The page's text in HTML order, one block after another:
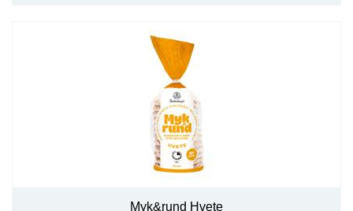
Myk&rund Hvete